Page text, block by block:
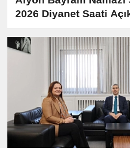
2026 Diyanet Saati